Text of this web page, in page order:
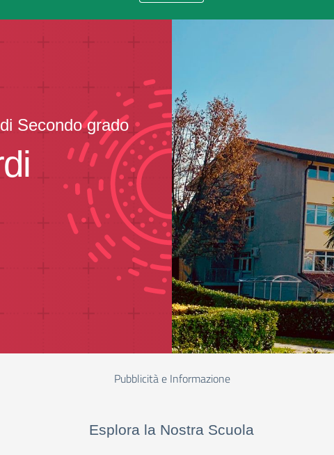
Secondo grado
Pubblicità e Informazione
Esplora la Nostra Scuola